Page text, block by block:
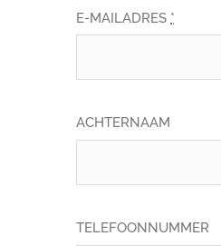
E-MAILADRES *
ACHTERNAAM
TELEFOONNUMMER